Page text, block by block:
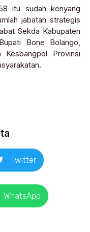
itu sudah kenyang
jabatan strategis
Sekda Kabupaten
Bone Bolango,
Kesbangpol Provinsi
Twitter
WhatsApp